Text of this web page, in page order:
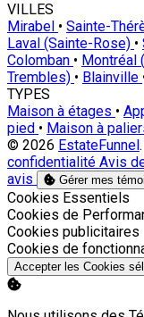
VILLES
Mirabel • Sainte-
Laval (Sainte-Rose) •
Colomban • Montréal
Trembles) • Blainville
TYPES
Maison à étages •
pied • Maison à
© 2026 EstateFunnel
confidentialité Avis
avis
Gérer mes
Activer
Cookies Essentiels
Activer
Cookies de
Activer
Cookies publicitaires
Activer
Cookies de
Accepter les Cookies